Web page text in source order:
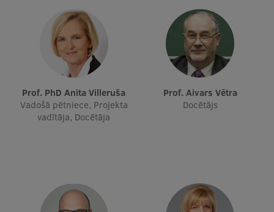
Prof. PhD Anita Villeruša
Vadošā pētniece, Projekta
vadītāja, Docētāja
Prof. Aivars Vētra
Docētājs